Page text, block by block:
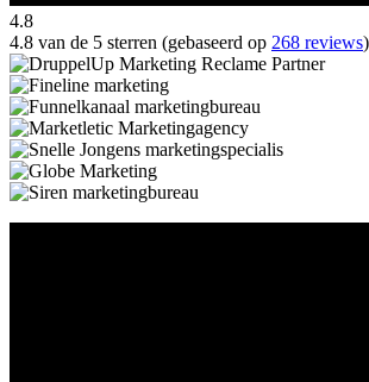
4.8
4.8 van de 5 sterren (gebaseerd op 268 reviews)